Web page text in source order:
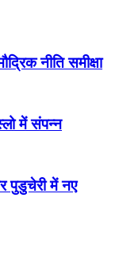
नीति समीक्षा
में संपन्न
पुडुचेरी में नए